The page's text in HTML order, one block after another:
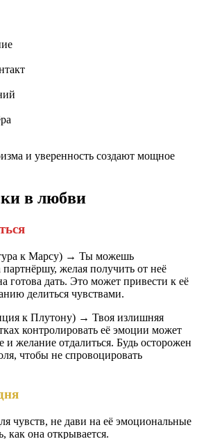
и уверенность создают мощное
в любви
к Марсу) → Ты можешь
желая получить от неё
готова дать. Это может привести к её
делиться чувствами.
к Плутону) → Твоя излишняя
контролировать её эмоции может
и желание отдалиться. Будь осторожен
чтобы не спровоцировать
чувств, не дави на её эмоциональные
она открывается.